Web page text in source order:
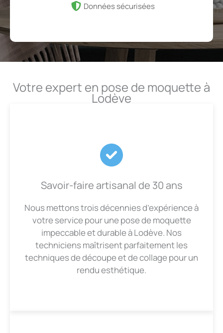
Données sécurisées
Votre expert en pose de moquette à
Lodève
Savoir-faire artisanal de 30 ans
Nous mettons trois décennies d’expérience à
votre service pour une pose de moquette
impeccable et durable à Lodève. Nos
techniciens maîtrisent parfaitement les
techniques de découpe et de collage pour un
rendu esthétique.